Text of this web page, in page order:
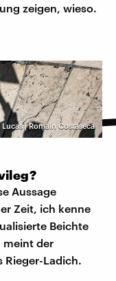
zeigen, wieso.
| Romain Costaseca
Aussage
Zeit, ich kenne
Beichte
meint der
Rieger-Ladich.